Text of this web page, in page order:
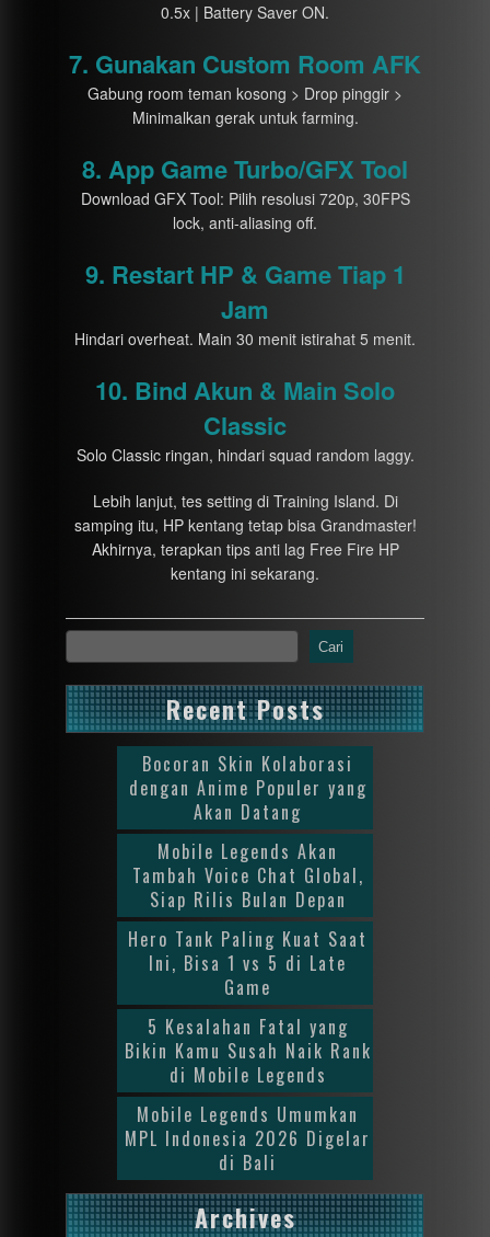
0.5x | Battery Saver ON.
7. Gunakan Custom Room AFK
Gabung room teman kosong > Drop pinggir >
Minimalkan gerak untuk farming.
8. App Game Turbo/GFX Tool
Download GFX Tool: Pilih resolusi 720p, 30FPS
lock, anti-aliasing off.
9. Restart HP & Game Tiap 1
Jam
Hindari overheat. Main 30 menit istirahat 5 menit.
10. Bind Akun & Main Solo
Classic
Solo Classic ringan, hindari squad random laggy.
Lebih lanjut, tes setting di Training Island. Di
samping itu, HP kentang tetap bisa Grandmaster!
Akhirnya, terapkan tips anti lag Free Fire HP
kentang ini sekarang.
Cari
Recent Posts
Bocoran Skin Kolaborasi
dengan Anime Populer yang
Akan Datang
Mobile Legends Akan
Tambah Voice Chat Global,
Siap Rilis Bulan Depan
Hero Tank Paling Kuat Saat
Ini, Bisa 1 vs 5 di Late
Game
5 Kesalahan Fatal yang
Bikin Kamu Susah Naik Rank
di Mobile Legends
Mobile Legends Umumkan
MPL Indonesia 2026 Digelar
di Bali
Archives